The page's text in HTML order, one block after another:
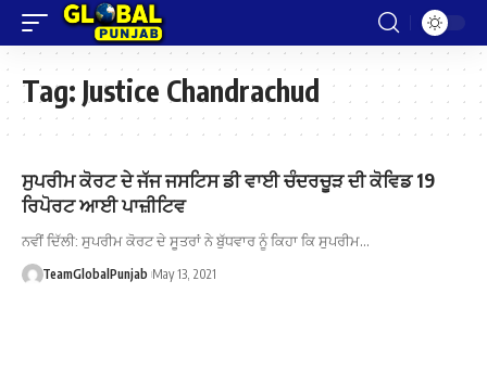
Tag: Justice Chandrachud
ਸੁਪਰੀਮ ਕੋਰਟ ਦੇ ਜੱਜ ਜਸਟਿਸ ਡੀ ਵਾਈ ਚੰਦਰਚੂੜ ਦੀ ਕੋਵਿਡ 19
ਰਿਪੋਰਟ ਆਈ ਪਾਜ਼ੀਟਿਵ
ਨਵੀਂ ਦਿੱਲੀ: ਸੁਪਰੀਮ ਕੋਰਟ ਦੇ ਸੂਤਰਾਂ ਨੇ ਬੁੱਧਵਾਰ ਨੂੰ ਕਿਹਾ ਕਿ ਸੁਪਰੀਮ…
TeamGlobalPunjab May 13, 2021